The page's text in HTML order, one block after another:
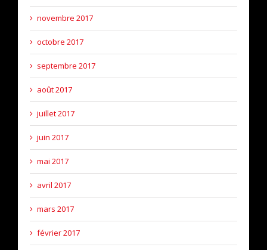
novembre 2017
octobre 2017
septembre 2017
août 2017
juillet 2017
juin 2017
mai 2017
avril 2017
mars 2017
février 2017